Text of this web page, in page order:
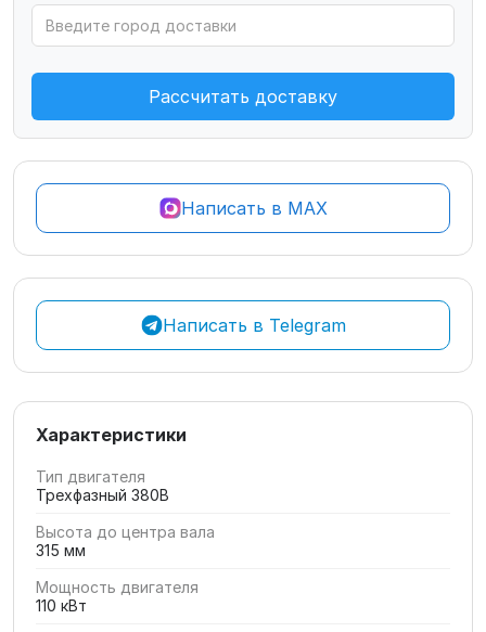
Рассчитать доставку
Написать в MAX
Написать в Telegram
Характеристики
Тип двигателя
Трехфазный 380В
Высота до центра вала
315 мм
Мощность двигателя
110 кВт